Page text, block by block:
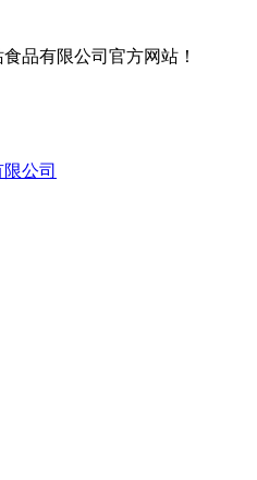
品有限公司官方网站！